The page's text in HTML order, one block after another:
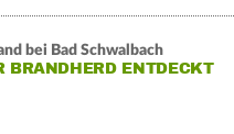
bei Bad Schwalbach
BRANDHERD ENTDECKT